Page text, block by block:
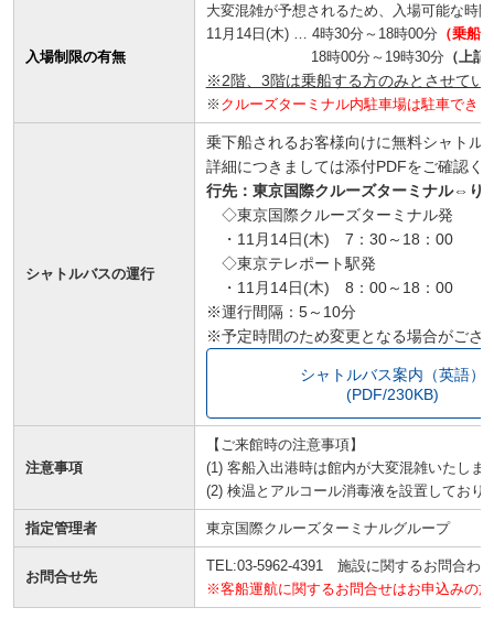
入場制限の有無
大変混雑が予想されるため、入場可能な時
11月14日(木) … 4時30分～18時00分 （乗船
18時00分～19時30分 （上
※2階、3階は乗船する方のみとさせてい
※ クルーズターミナル内駐車場は駐車でき
シャトルバスの運行
乗下船されるお客様向けに無料シャトル
詳細につきましては添付PDFをご確認く
行先：東京国際クルーズターミナル⇔り
◇東京国際クルーズターミナル発
・11月14日(木) 7：30～18：00
◇東京テレポート駅発
・11月14日(木) 8：00～18：00
※運行間隔：5～10分
※予定時間のため変更となる場合がござ
シャトルバス案内（英語）
(PDF/230KB)
注意事項
【ご来館時の注意事項】
(1) 客船入出港時は館内が大変混雑いたしま
(2) 検温とアルコール消毒液を設置しており
指定管理者 東京国際クルーズターミナルグループ
お問合せ先
TEL:03-5962-4391 施設に関するお問合わ
※客船運航に関するお問合せはお申込みの